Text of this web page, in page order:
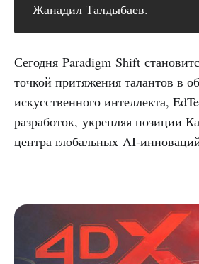
Жанадил Талдыбаев.
Сегодня Paradigm Shift
точкой притяжения талантов в
искусственного интеллекта,
разработок, укрепляя позиции
центра глобальных AI-